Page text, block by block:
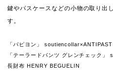
鍵やパスケースなどの小物の取り出
す。
「パピヨン」 soutiencollar×ANTIPAST
「テーラードパンツ グレンチェック
長財布 HENRY BEGUELIN